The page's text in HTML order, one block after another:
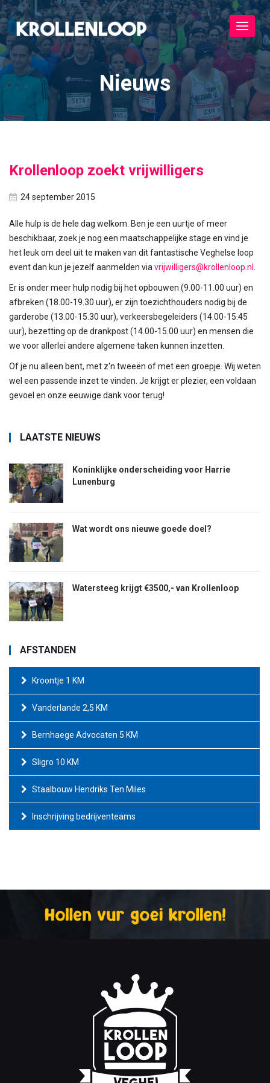
Toggle
Nieuws
Krollenloop zoekt vrijwilligers
24 september 2015
Alle hulp is de hele dag welkom. Ben je een uurtje of meer
beschikbaar, zoek je nog een maatschappelijke stage en vind je
het leuk om deel uit te maken van dit fantastische Veghelse loop
event dan kun je jezelf aanmelden via vrijwilligers@krollenloop.nl
Er is onder meer hulp nodig bij het opbouwen (9.00-11.00 uur) en
afbreken (18.00-19.30 uur), er zijn toezichthouders nodig bij de
garderobe (13.00-15.30 uur), verkeersbegeleiders (14.00-15.45
uur), bezetting op de drankpost (14.00-15.00 uur) en mensen die
we voor allerlei andere algemene taken kunnen inzetten.
Of je nu alleen bent, met z'n tweeën of met een groepje. Wij weten
wel een passende inzet te vinden. Je krijgt er plezier, een voldaan
gevoel en onze eeuwige dank voor terug!
LAATSTE NIEUWS
Koninklijke onderscheiding voor Harrie
Lunenburg
Wat wordt ons nieuwe goede doel?
Watersteeg krijgt €3500,- van Krollenloop
AFSTANDEN
Kroontje 1 KM
Vanderlande 2,5 KM
Bernhaege Advocaten 5 KM
Sligro 10 KM
Staalbouw Hendriks Ten Miles
Inschrijving bedrijventeams